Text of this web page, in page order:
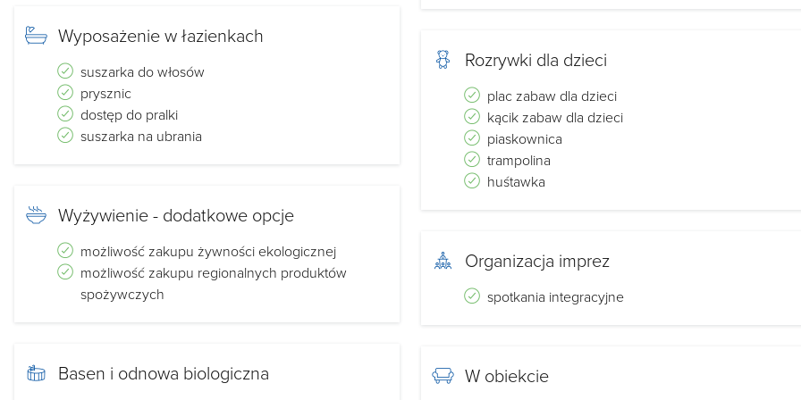
Zakwaterowanie od 15:00 wykwaterowanie do 11:00
Domek 12 os.
2-3nocy - 1200 zł
Nr.tel.[numer telefonu został ukryty]
Domek 6-cio os.
2-5 nocy -800
Wyposażenie w łazienkach
suszarka do włosów
prysznic
dostęp do pralki
suszarka na ubrania
Wyżywienie - dodatkowe opcje
możliwość zakupu żywności ekologicznej
możliwość zakupu regionalnych produktów
spożywczych
Basen i odnowa biologiczna
Rozrywki dla dzieci
plac zabaw dla dzieci
kącik zabaw dla dzieci
piaskownica
trampolina
huśtawka
Organizacja imprez
spotkania integracyjne
W obiekcie